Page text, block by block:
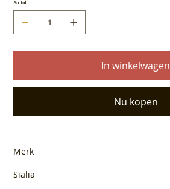
Aantal
In winkelwagen
Nu kopen
Merk
Sialia